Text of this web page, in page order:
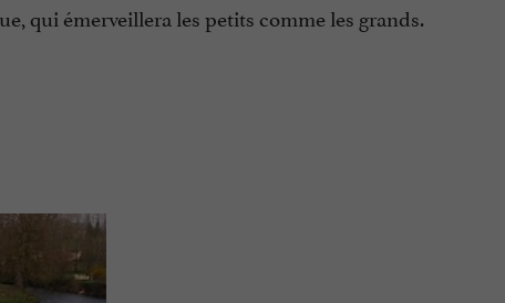
qui émerveillera les petits comme les grands.